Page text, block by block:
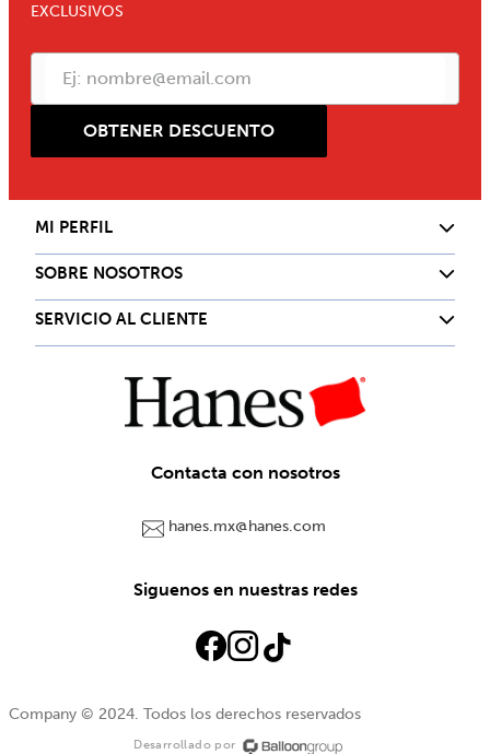
EXCLUSIVOS
OBTENER DESCUENTO
MI PERFIL
SOBRE NOSOTROS
SERVICIO AL CLIENTE
Contacta con nosotros
hanes.mx@hanes.com
Siguenos en nuestras redes
Company © 2024. Todos los derechos reservados
Desarrollado por